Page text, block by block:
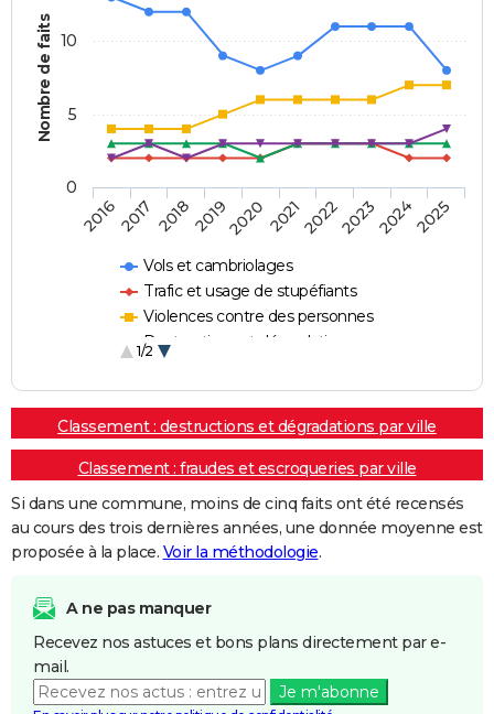
Nombre de faits
Vols et cambriolages
Trafic et usage de stupéfiants
Violences contre des personnes
Destructions et dégradations
1/2
20162017 20182019202020212022202320242025
0
5
10
Classement : destructions et dégradations par ville
Classement : fraudes et escroqueries par ville
Si dans une commune, moins de cinq faits ont été recensés
au cours des trois dernières années, une donnée moyenne est
proposée à la place. Voir la méthodologie.
A ne pas manquer
Recevez nos astuces et bons plans directement par e-
mail.
Je m'abonne